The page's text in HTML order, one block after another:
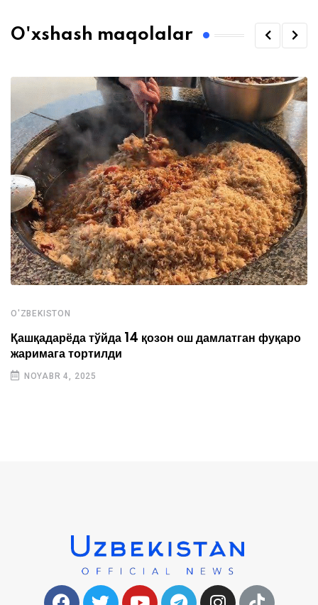
O'xshash maqolalar
O'ZBEKISTON
Қашқадарёда тўйда 14 қозон ош дамлатган фуқаро
жаримага тортилди
NOYABR 4, 2025